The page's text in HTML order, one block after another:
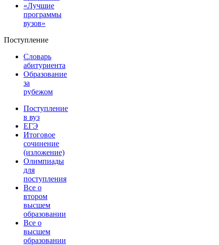
«Лучшие
программы
вузов»
Поступление
Словарь
абитуриента
Образование
за
рубежом
Поступление
в вуз
ЕГЭ
Итоговое
сочинение
(изложение)
Олимпиады
для
поступления
Все о
втором
высшем
образовании
Все о
высшем
образовании